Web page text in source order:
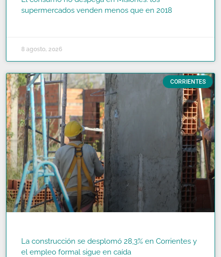
supermercados venden menos que en 2018
8 agosto, 2026
CORRIENTES
La construcción se desplomó 28,3% en Corrientes y
el empleo formal sigue en caída